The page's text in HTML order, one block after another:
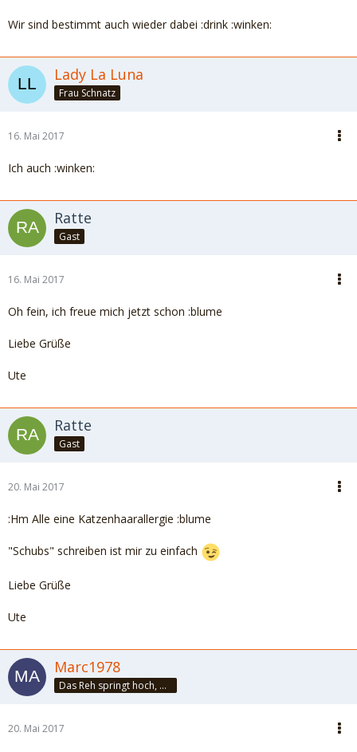
Wir sind bestimmt auch wieder dabei :drink :winken:
Lady La Luna
Frau Schnatz
16. Mai 2017
Ich auch :winken:
Ratte
Gast
16. Mai 2017
Oh fein, ich freue mich jetzt schon :blume
Liebe Grüße
Ute
Ratte
Gast
20. Mai 2017
:Hm Alle eine Katzenhaarallergie :blume
"Schubs" schreiben ist mir zu einfach
Liebe Grüße
Ute
Marc1978
Das Reh springt hoch, das Reh springt weit, wieso auch nicht, es hat ja Zeit!!!
20. Mai 2017